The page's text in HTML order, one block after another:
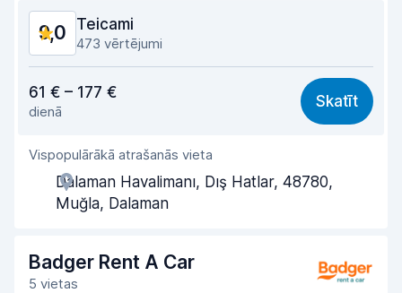
Automašīnas stāvoklis
9,0 Teicami
473 vērtējumi
8,7
Viegli atrast 8,9
Aģentu atbalsts
Saņemšanas ātrums
Auto tīrība 9,0
61 € – 177 €
dienā
Skatīt
Vispopulārākā atrašanās vieta
Dalaman Havalimanı, Dış Hatlar, 48780,
Muğla, Dalaman
Badger Rent A Car
5 vietas